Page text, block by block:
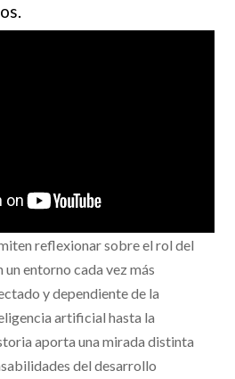
reflexionar sobre el rol del
un entorno cada vez más
y dependiente de la
artificial hasta la
aporta una mirada distinta
del desarrollo